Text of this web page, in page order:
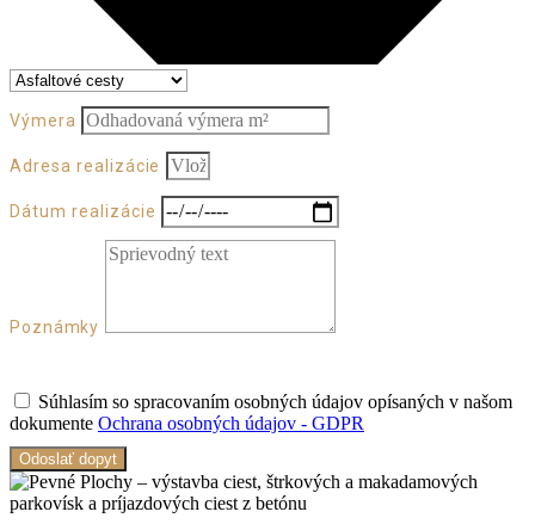
Výmera
Adresa realizácie
Dátum realizácie
Poznámky
Súhlasím so spracovaním osobných údajov opísaných v našom
dokumente Ochrana osobných údajov - GDPR
Odoslať dopyt